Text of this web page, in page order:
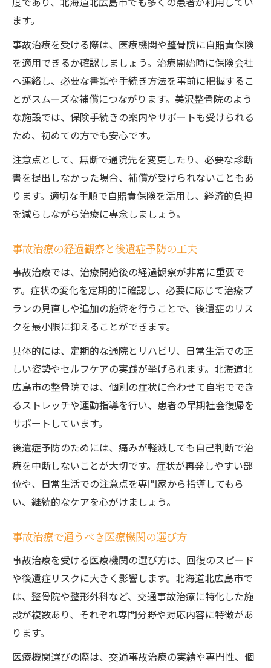
ます。
事故治療を受ける際は、医療機関や整骨院に自賠責保険
を適用できるか確認しましょう。治療開始時に保険会社
へ連絡し、必要な書類や手続き方法を事前に把握するこ
とがスムーズな補償につながります。美沢整骨院のよう
な施設では、保険手続きの案内やサポートも受けられる
ため、初めての方でも安心です。
注意点として、無断で通院先を変更したり、必要な診断
書を提出しなかった場合、補償が受けられないこともあ
ります。適切な手順で自賠責保険を活用し、経済的負担
を減らしながら治療に専念しましょう。
事故治療の経過観察と後遺症予防の工夫
事故治療では、治療開始後の経過観察が非常に重要で
す。症状の変化を定期的に確認し、必要に応じて治療プ
ランの見直しや追加の施術を行うことで、後遺症のリス
クを最小限に抑えることができます。
具体的には、定期的な通院とリハビリ、日常生活での正
しい姿勢やセルフケアの実践が挙げられます。北海道北
広島市の整骨院では、個別の症状に合わせて自宅ででき
るストレッチや運動指導を行い、患者の早期社会復帰を
サポートしています。
後遺症予防のためには、痛みが軽減しても自己判断で治
療を中断しないことが大切です。症状が再発しやすい部
位や、日常生活での注意点を専門家から指導してもら
い、継続的なケアを心がけましょう。
事故治療で通うべき医療機関の選び方
事故治療を受ける医療機関の選び方は、回復のスピード
や後遺症リスクに大きく影響します。北海道北広島市で
は、整骨院や整形外科など、交通事故治療に特化した施
設が複数あり、それぞれ専門分野や対応内容に特徴があ
ります。
医療機関選びの際は、交通事故治療の実績や専門性、個